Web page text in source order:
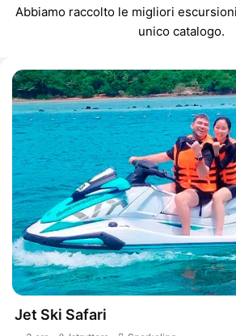
Abbiamo raccolto le migliori
unico catalogo.
Jet Ski Safari